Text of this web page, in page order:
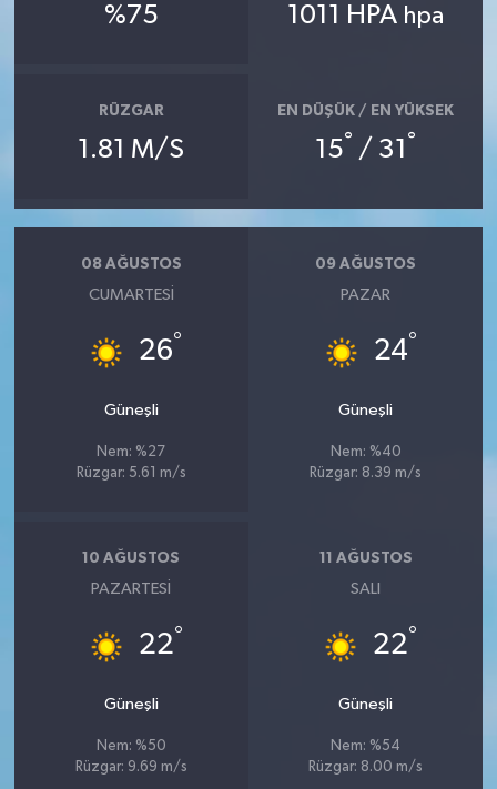
%75 1011 HPA hpa
RÜZGAR
1.81 M/S
EN DÜŞÜK / EN YÜKSEK
15° / 31 °
08 AĞUSTOS
CUMARTESI
26°
Güneşli
Nem: %27
Rüzgar: 5.61 m/s
09 AĞUSTOS
PAZAR
24°
Güneşli
Nem: %40
Rüzgar: 8.39 m/s
10 AĞUSTOS
PAZARTESI
22°
Güneşli
Nem: %50
Rüzgar: 9.69 m/s
11 AĞUSTOS
SALI
22°
Güneşli
Nem: %54
Rüzgar: 8.00 m/s